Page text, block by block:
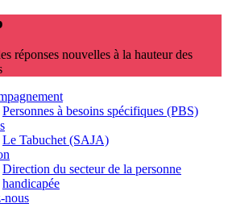
réponses nouvelles à la hauteur des
Personnes à besoins spécifiques (PBS)
Le Tabuchet (SAJA)
Direction du secteur de la personne
handicapée
nous